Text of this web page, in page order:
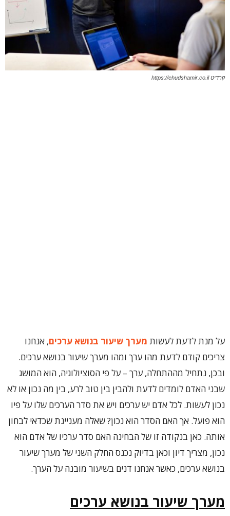
קרדיט https://ehudshamir.co.il
על מנת לדעת לעשות מערך שיעור בנושא ערכים, אנחנו
צריכים קודם לדעת מהו ערך ומהו מערך שיעור בנושא ערכים.
ובכן, נתחיל מההתחלה, ערך – על פי הסוציולוגיה, הוא המושג
שבני האדם לומדים לדעת ולהבין בין טוב לרע, בין מה נכון או לא
נכון לעשות. לכל אדם יש ערכים ויש את סדר הערכים שלו על פיו
הוא פועל. אך האם הסדר הוא נכון? שאלה מעניינת שכדאי לבחון
אותה. כאן בנקודה זו של הבחינה האם סדר ערכיו של אדם הוא
נכון, מצריך דיון וכאן בדיוק נכנס החלק השני של מערך שיעור
בנושא ערכים, כאשר אנחנו דנים בשיעור מובנה על הערך.
מערך שיעור בנושא ערכים